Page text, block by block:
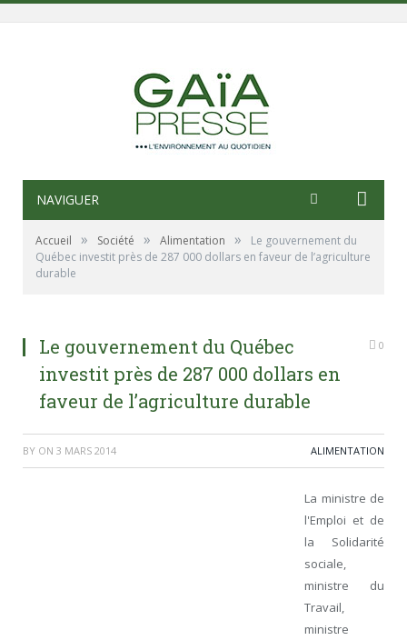
NAVIGUER
Accueil » Société » Alimentation »
Le gouvernement du
Québec investit près de 287 000 dollars en faveur de l’agriculture
durable
Le gouvernement du Québec
investit près de 287 000 dollars en
faveur de l’agriculture durable
0
BY ON 3 MARS 2014 ALIMENTATION
La ministre de
l'Emploi et de
la Solidarité
sociale,
ministre du
Travail,
ministre